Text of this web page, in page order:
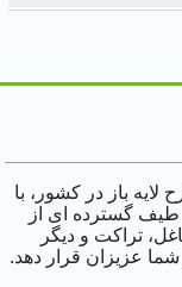
باز در کشور، با
طیف گسترده ای از
تراکت و دیگر
شما عزیزان قرار دهد.